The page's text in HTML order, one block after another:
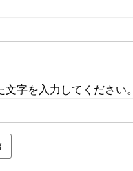
文字を入力してください。